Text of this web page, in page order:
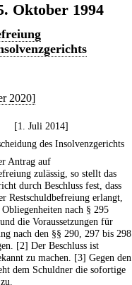
Oktober 1994
2020]
[1. Juli 2014]
des Insolvenzgerichts
Antrag auf
zulässig, so stellt das
durch Beschluss fest, dass
Restschuldbefreiung erlangt,
nach § 295
die Voraussetzungen für
nach den §§ 290, 297 bis 298
[2] Der Beschluss ist
zu machen. [3] Gegen den
dem Schuldner die sofortige